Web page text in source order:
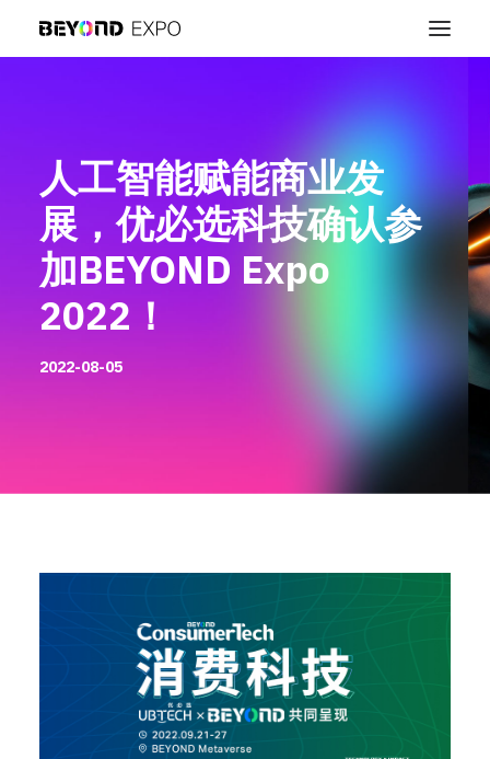
人工智能赋能商业发
展，优必选科技确认参
加BEYOND Expo
2022！
2022-08-05